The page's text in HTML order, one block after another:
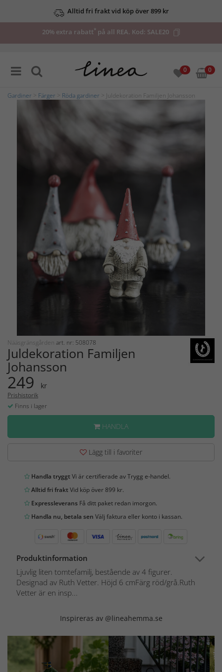
Alltid fri frakt vid köp över 899 kr
20% extra rabatt*på all REA. Kod: SALE20
0 0
Gardiner Färger Röda gardiner > Juldekoration Familjen Johansson
Nääsgränsgården art. nr: 508078
Juldekoration Familjen
Johansson
249 kr
Prishistorik
Finns i lager
HANDLA
Lägg till i favoriter
Handla tryggtVi är certifierade av Trygg e-handel.
Alltid fri fraktVid köp över 899 kr.
Expressleverans Få ditt paket redan imorgon.
Handla nu, betala sen Välj faktura eller konto i kassan.
Produktinformation
Ljuvlig liten tomtefamilj, bestående av 4 figurer.
Designad av Ruth Vetter. Höjd 6 cmFärg röd/grå.Ruth
Vetter är en insp...
Inspireras av @lineahemma.se